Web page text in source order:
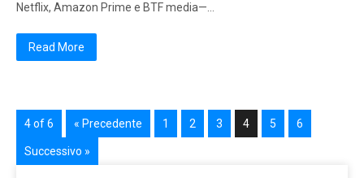
Netflix, Amazon Prime e BTF media—…
Read More
4 of 6 « Precedente 1 2 3 4 5 6
Successivo »